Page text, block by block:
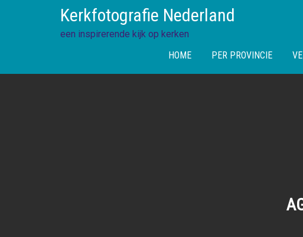
Kerkfotografie Nederland
een inspirerende kijk op kerken
HOME
PER PROVINCIE